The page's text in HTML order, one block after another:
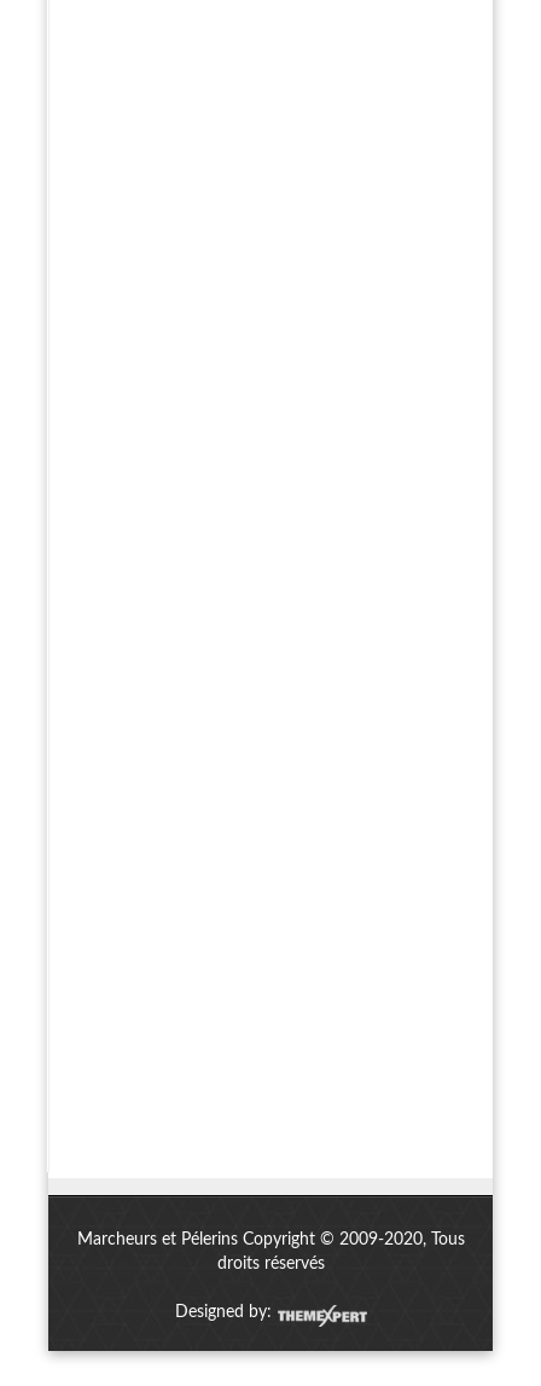
Marcheurs et Pélerins Copyright © 2009-2020, Tous
droits réservés
Designed by: